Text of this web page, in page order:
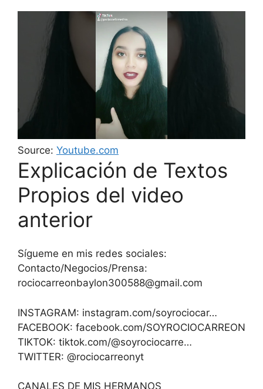
Source: Youtube.com
Explicación de Textos
Propios del video
anterior
Sígueme en mis redes sociales:
Contacto/Negocios/Prensa:
rociocarreonbaylon300588@gmail.com
INSTAGRAM: instagram.com/soyrociocar…
FACEBOOK: facebook.com/SOYROCIOCARREON
TIKTOK: tiktok.com/@soyrociocarre…
TWITTER: @rociocarreonyt
CANALES DE MIS HERMANOS